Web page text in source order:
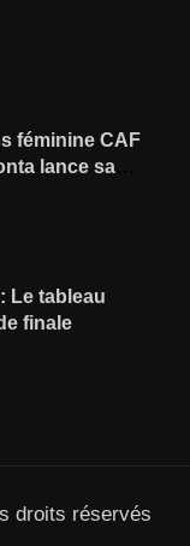
féminine CAF
lance sa
en Gambie
Le tableau
finale
droits réservés